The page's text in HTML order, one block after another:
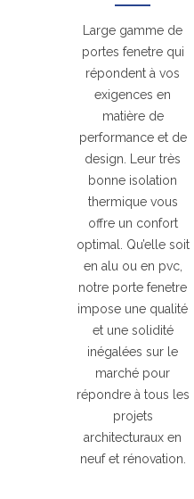
Large gamme de
portes fenetre qui
répondent à vos
exigences en
matière de
performance et de
design. Leur très
bonne isolation
thermique vous
offre un confort
optimal. Qu’elle soit
en alu ou en pvc,
notre porte fenetre
impose une qualité
et une solidité
inégalées sur le
marché pour
répondre à tous les
projets
architecturaux en
neuf et rénovation.